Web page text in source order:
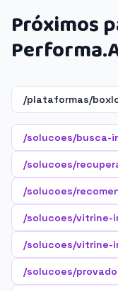
Próximos
/plataformas/
/solucoes/busca-
/solucoes/
/solucoes/
/solucoes/vitrine-
/solucoes/vitrine-
/solucoes/